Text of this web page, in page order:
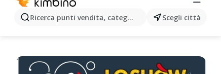
Ricerca punti vendita, categorie, prodotti...Scegli città